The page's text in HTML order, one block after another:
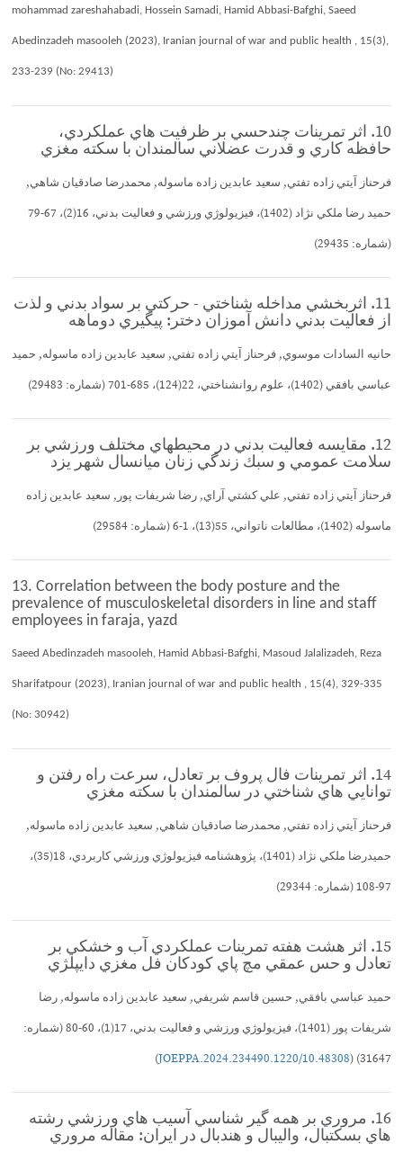
mohammad zareshahabadi, Hossein Samadi, Hamid Abbasi-Bafghi, Saeed
Abedinzadeh masooleh (2023), Iranian journal of war and public health , 15(3),
233-239 (No: 29413)
10. اثر تمرينات چندحسي بر ظرفيت هاي عملكردي،
حافظه كاري و قدرت عضلاني سالمندان با سكته مغزي
فرحناز آيتي زاده تفتي, سعيد عابدين زاده ماسوله, محمدرضا صادقيان شاهي,
حميد رضا ملكي نژاد (1402)، فيزيولوژي ورزشي و فعاليت بدني، 16(2)، 67-79
(شماره: 29435)
11. اثربخشي مداخله شناختي - حركتي بر سواد بدني و لذت
از فعاليت بدني دانش آموزان دختر: پيگيري دوماهه
حانيه السادات موسوي, فرحناز آيتي زاده تفتي, سعيد عابدين زاده ماسوله, حميد
عباسي بافقي (1402)، علوم روانشناختي، 22(124)، 685-701 (شماره: 29483)
12. مقايسه فعاليت بدني در محيطهاي مختلف ورزشي بر
سلامت عمومي و سبك زندگي زنان ميانسال شهر يزد
فرحناز آيتي زاده تفتي, علي كشتي آراي, رضا شريفات پور, سعيد عابدين زاده
ماسوله (1402)، مطالعات ناتواني، 55(13)، 1-6 (شماره: 29584)
13. Correlation between the body posture and the
prevalence of musculoskeletal disorders in line and staff
employees in faraja, yazd
Saeed Abedinzadeh masooleh, Hamid Abbasi-Bafghi, Masoud Jalalizadeh, Reza
Sharifatpour (2023), Iranian journal of war and public health , 15(4), 329-335
(No: 30942)
14. اثر تمرينات فال پروف بر تعادل، سرعت راه رفتن و
توانايي هاي شناختي در سالمندان با سكته مغزي
فرحناز آيتي زاده تفتي, محمدرضا صادقيان شاهي, سعيد عابدين زاده ماسوله,
حميدرضا ملكي نژاد (1401)، پژوهشنامه فيزيولوژي ورزشي كاربردي، 18(35)،
97-108 (شماره: 29344)
15. اثر هشت هفته تمرينات عملكردي آب و خشكي بر
تعادل و حس عمقي مچ پاي كودكان فل مغزي دايپلژي
حميد عباسي بافقي, حسين قاسم شريفي, سعيد عابدين زاده ماسوله, رضا
شريفات پور (1401)، فيزيولوژي ورزشي و فعاليت بدني، 17(1)، 60-80 (شماره:
31647) (
10.48308/JOEPPA.2024.234490.1220
)
16. مروري بر همه گير شناسي آسيب هاي ورزشي رشته
هاي بسكتبال، واليبال و هندبال در ايران: مقاله مروري